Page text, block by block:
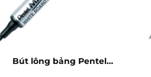
Bút lông bảng Pentel